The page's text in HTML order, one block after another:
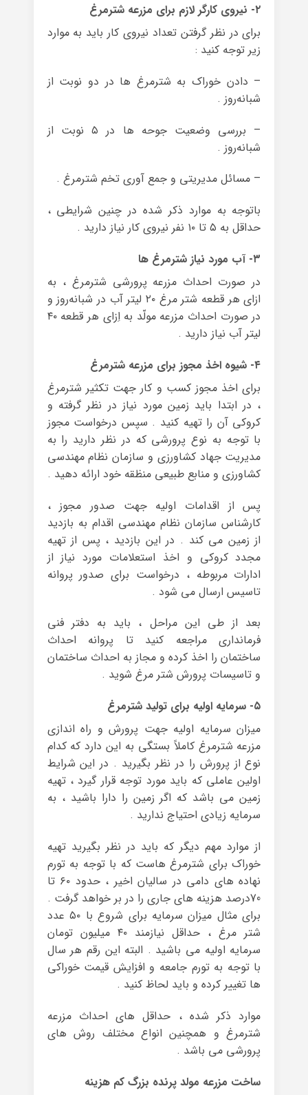
۲- نیروی کارگر لازم برای مزرعه شترمرغ
برای در نظر گرفتن تعداد نیروی کار باید به موارد
زیر توجه کنید :
– دادن خوراک به شترمرغ ها در دو نوبت از
شبانه‌روز .
– بررسی وضعیت جوحه ها در ۵ نوبت از
شبانه‌روز .
– مسائل مدیریتی و جمع آوری تخم شترمرغ .
باتوجه به موارد ذکر شده در چنین شرایطی ،
حداقل به ۵ تا ۱۰ نفر نیروی کار نیاز دارید .
۳- آب مورد نیاز شترمرغ ها
در صورت احداث مزرعه پرورشی شترمرغ ، به
ازای هر قطعه شتر مرغ ۲۰ لیتر آب در شبانه‌روز و
در صورت احداث مزرعه مولّد به اِزای هر قطعه ۴۰
لیتر آب نیاز دارید .
۴- شیوه اخذ مجوز برای مزرعه شترمرغ
برای اخذ مجوز کسب و کار جهت تکثیر شترمرغ
، در ابتدا باید زمین مورد نیاز در نظر گرفته و
کروکی آن را تهیه کنید . سپس درخواست مجوز
با توجه به نوع پرورشی که در نظر دارید را به
مدیریت جهاد کشاورزی و سازمان نظام مهندسی
کشاورزی و منابع طبیعی منظقه خود ارائه دهید .
پس از اقدامات اولیه جهت صدور مجوز ،
کارشناس سازمان نظام مهندسی اقدام به بازدید
از زمین می کند . در این بازدید ، پس از تهیه
مجدد کروکی و اخذ استعلامات مورد نیاز از
ادارات مربوطه ، درخواست برای صدور پروانه
تاسیس ارسال می شود .
بعد از طی این مراحل ، باید به دفتر فنی
فرمانداری مراجعه کنید تا پروانه احداث
ساختمان را اخذ کرده و مجاز به احداث ساختمان
و تاسیسات پرورش شتر مرغ شوید .
۵- سرمایه اولیه برای تولید شترمرغ
میزان سرمایه اولیه جهت پرورش و راه اندازی
مزرعه شترمرغ کاملاً بستگی به این دارد که کدام
نوع از پرورش را در نظر بگیرید . در این شرایط
اولین عاملی که باید مورد توجه قرار گیرد ، تهیه
زمین می باشد که اگر زمین را دارا باشید ، به
سرمایه زیادی احتیاج ندارید .
از موارد مهم دیگر که باید در نظر بگیرید تهیه
خوراک برای شترمرغ هاست که با توجه به تورم
نهاده های دامی در سالیان اخیر ، حدود ۶۰ تا
70درصد هزینه های جاری را در بر خواهد گرفت .
برای مثال میزان سرمایه برای شروع با ۵۰ عدد
شتر مرغ ، حداقل نیازمند ۴۰ میلیون تومان
سرمایه اولیه می باشید . البته این رقم هر سال
با توجه به تورم جامعه و افزایش قیمت خوراکی
ها تغییر کرده و باید لحاظ کنید .
موارد ذکر شده ، حداقل های احداث مزرعه
شترمرغ و همچنین انواع مختلف روش های
پرورشی می باشد .
ساخت مزرعه مولد پرنده بزرگ کم هزینه